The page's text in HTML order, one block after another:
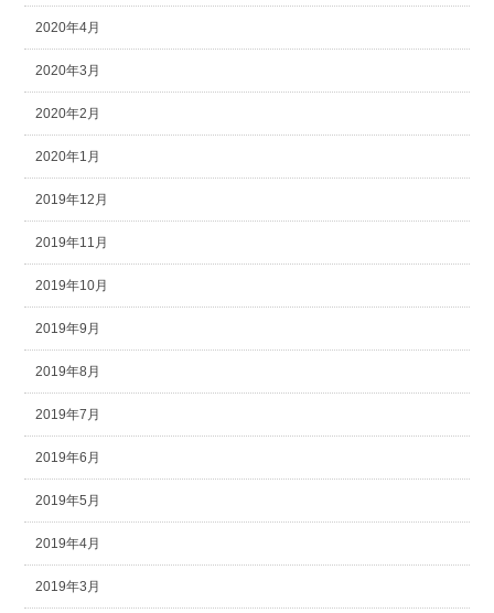
2020年4月
2020年3月
2020年2月
2020年1月
2019年12月
2019年11月
2019年10月
2019年9月
2019年8月
2019年7月
2019年6月
2019年5月
2019年4月
2019年3月